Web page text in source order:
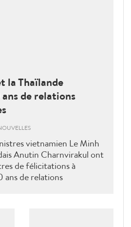
la Thaïlande
de relations
vietnamien Le Minh
Anutin Charnvirakul ont
de félicitations à
ans de relations